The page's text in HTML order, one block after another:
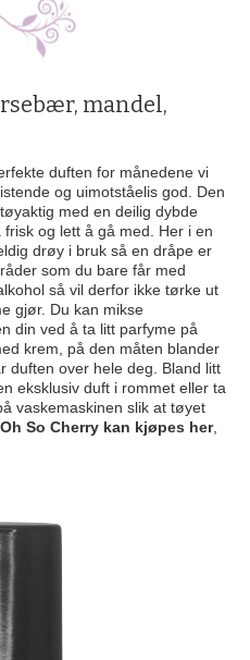
mandel,
duften for månedene vi
og uimotståelis god. Den
med en deilig dybde
og lett å gå med. Her i en
drøy i bruk så en dråpe er
som du bare får med
så vil derfor ikke tørke ut
gjør. Du kan mikse
din ved å ta litt parfyme på
krem, på den måten blander
duften over hele deg. Bland litt
eksklusiv duft i rommet eller ta
vaskemaskinen slik at tøyet
So Cherry kan kjøpes her,